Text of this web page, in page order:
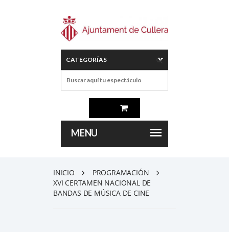
INICIO
PROGRAMACIÓN
XVI CERTAMEN NACIONAL DE
BANDAS DE MÚSICA DE CINE